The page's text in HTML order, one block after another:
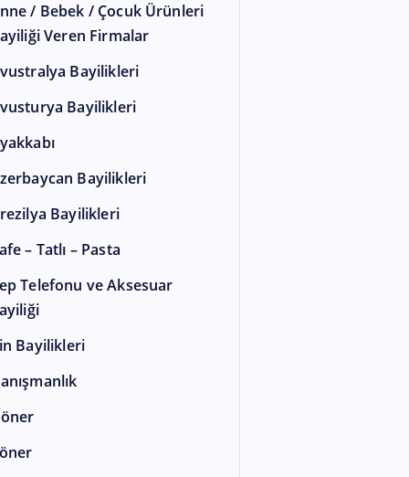
/ Bebek / Çocuk Ürünleri
Veren Firmalar
Bayilikleri
Bayilikleri
Bayilikleri
Bayilikleri
– Tatlı – Pasta
Telefonu ve Aksesuar
Bayilikleri